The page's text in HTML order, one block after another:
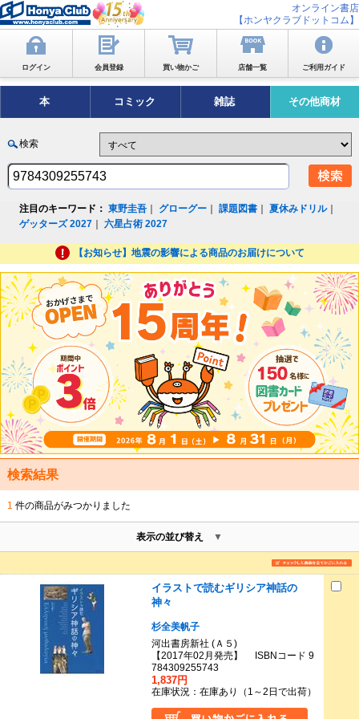
オンライン書店
【ホンヤクラブドットコム】
ログイン 会員登録 買い物かご 店舗一覧 ご利用ガイド
本 コミック 雑誌 その他商材
検索
注目のキーワード： 東野圭吾 グローグー ｜課題図書 ｜夏休みドリル｜
ゲッターズ 2027 ｜六星占術 2027
【お知らせ】地震の影響による商品のお届けについて
検索結果
1 件の商品がみつかりました
表示の並び替え
イラストで読むギリシア神話の
神々
杉全美帆子
河出書房新社 (Ａ５)
【2017年02月発売】 ISBNコード 9
784309255743
1,837円
在庫状況：在庫あり（1～2日で出荷）